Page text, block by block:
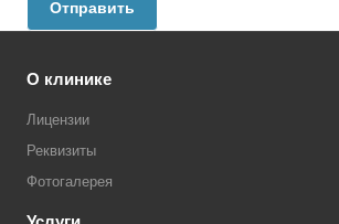
О клинике
Лицензии
Реквизиты
Фотогалерея